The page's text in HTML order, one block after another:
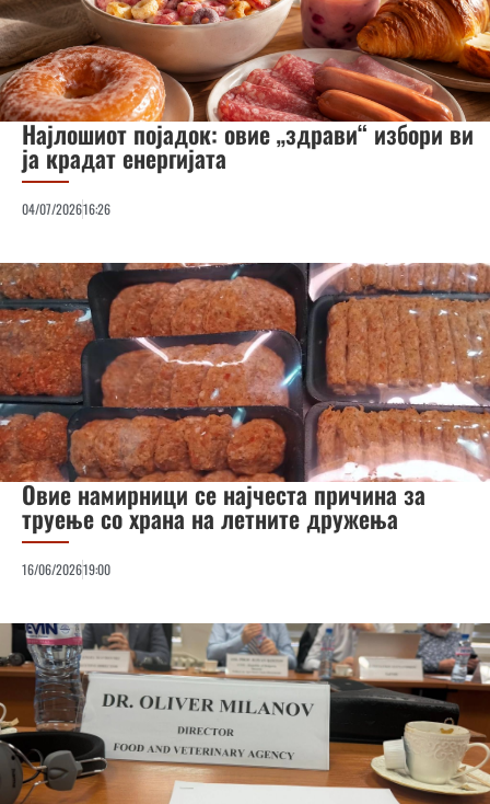
Најлошиот појадок: овие „здрави“ избори ви
ја крадат енергијата
04/07/202616:26
Овие намирници се најчеста причина за
труење со храна на летните дружења
16/06/202619:00